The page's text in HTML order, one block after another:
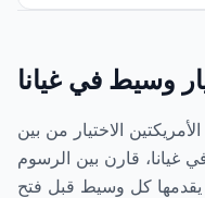
وسيط في غيانا
الاختيار من بين
قارن بين الرسوم
يقدمها كل وسيط قبل فتح